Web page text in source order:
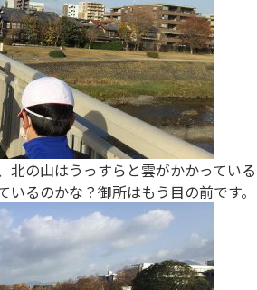
北の山はうっすらと雲がかかっている
るのかな？御所はもう目の前です。